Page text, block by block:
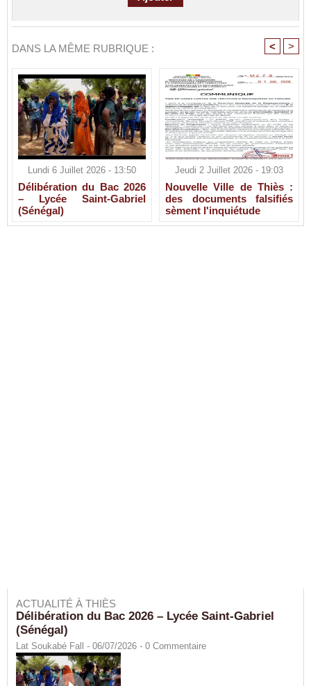
DANS LA MÊME RUBRIQUE : < >
Lundi 6 Juillet 2026 - 13:50
Délibération du Bac 2026
– Lycée Saint-Gabriel
(Sénégal)
Jeudi 2 Juillet 2026 - 19:03
Nouvelle Ville de Thiès :
des documents falsifiés
sèment l'inquiétude
ACTUALITÉ À THIÈS
Délibération du Bac 2026 – Lycée Saint-Gabriel
(Sénégal)
Lat Soukabé Fall - 06/07/2026 - 0 Commentaire